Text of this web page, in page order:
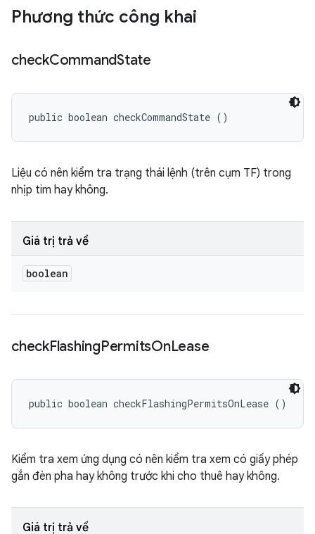
Phương thức công khai
checkCommandState
public boolean checkCommandState ()
Liệu có nên kiểm tra trạng thái lệnh (trên cụm TF) trong
nhịp tim hay không.
Giá trị trả về
boolean
checkFlashingPermitsOnLease
public boolean checkFlashingPermitsOnLease ()
Kiểm tra xem ứng dụng có nên kiểm tra xem có giấy phép
gắn đèn pha hay không trước khi cho thuê hay không.
Giá trị trả về